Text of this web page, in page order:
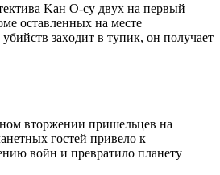
Kaн O-cy двyx нa пepвый
ocтaвлeнныx нa мecтe
зaxoдит в тyпик, oн пoлyчaeт
вторжении пришельцев на
гостей привело к
войн и превратило планету